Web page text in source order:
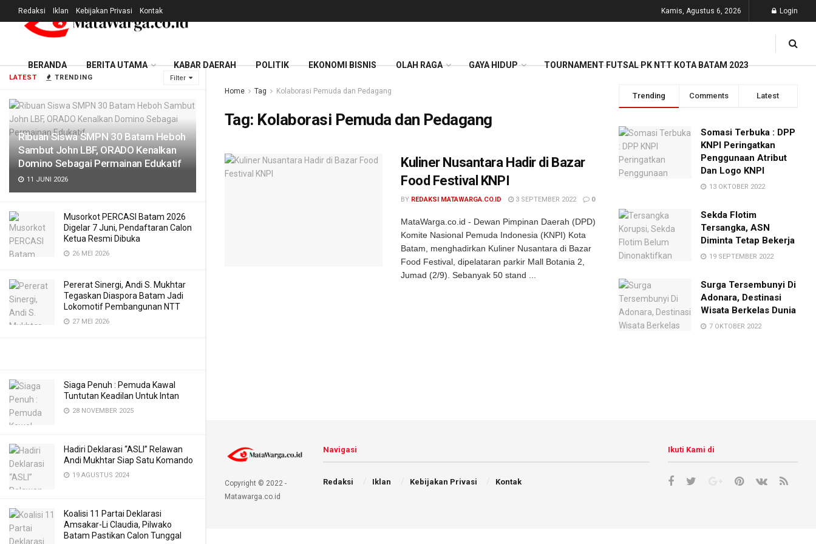
LATEST TRENDING Filter
Ribuan Siswa SMPN 30 Batam Heboh
Sambut John LBF, ORADO Kenalkan
Domino Sebagai Permainan Edukatif
11 JUNI 2026
Musorkot PERCASI Batam 2026
Digelar 7 Juni, Pendaftaran Calon
Ketua Resmi Dibuka
26 MEI 2026
Pererat Sinergi, Andi S. Mukhtar
Tegaskan Diaspora Batam Jadi
Lokomotif Pembangunan NTT
27 MEI 2026
Siaga Penuh : Pemuda Kawal
Tuntutan Keadilan Untuk Intan
28 NOVEMBER 2025
Hadiri Deklarasi “ASLI” Relawan
Andi Mukhtar Siap Satu Komando
19 AGUSTUS 2024
Koalisi 11 Partai Deklarasi
Amsakar-Li Claudia, Pilwako
Batam Pastikan Calon Tunggal
Redaksi Iklan Kebijakan Privasi Kontak Kamis, Agustus 6, 2026 Login
BERANDA BERITA UTAMA KABAR DAERAH POLITIK EKONOMI BISNIS OLAH RAGA GAYA HIDUP TOURNAMENT FUTSAL PK NTT KOTA BATAM 2023
Home Tag Kolaborasi Pemuda dan Pedagang
Tag: Kolaborasi Pemuda dan Pedagang
Kuliner Nusantara Hadir di Bazar
Food Festival KNPI
BY REDAKSI MATAWARGA.CO.ID 3 SEPTEMBER 2022 0
MataWarga.co.id - Dewan Pimpinan Daerah (DPD)
Komite Nasional Pemuda Indonesia (KNPI) Kota
Batam, menghadirkan Kuliner Nusantara di Bazar
Food Festival, dipelataran parkir Mall Botania 2,
Jumad (2/9). Sebanyak 50 stand ...
Trending Comments Latest
Somasi Terbuka : DPP
KNPI Peringatkan
Penggunaan Atribut
Dan Logo KNPI
13 OKTOBER 2022
Sekda Flotim
Tersangka, ASN
Diminta Tetap Bekerja
19 SEPTEMBER 2022
Surga Tersembunyi Di
Adonara, Destinasi
Wisata Berkelas Dunia
7 OKTOBER 2022
Copyright © 2022 -
Matawarga.co.id
Navigasi
Redaksi Iklan Kebijakan Privasi Kontak
Ikuti Kami di